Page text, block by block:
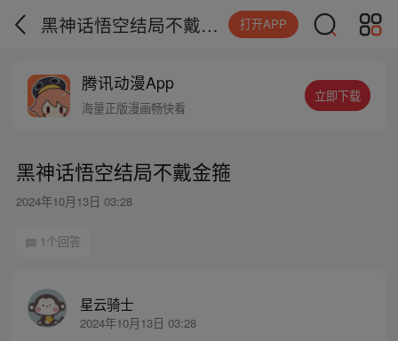
黑神话悟空结局不戴金箍 打开APP
腾讯动漫App
海量正版漫画畅快看
立即下载
黑神话悟空结局不戴金箍
2024年10月13日 03:28
1个回答
星云骑士
2024年10月13日 03:28